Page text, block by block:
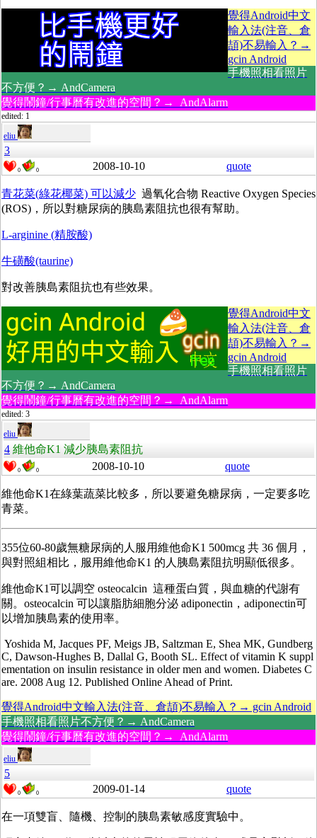
覺得Android中文
輸入法(注音、倉
頡)不易輸入？→
gcin Android
手機照相看照片
不方便？→ AndCamera
覺得鬧鐘/行事曆有改進的空間？→ AndAlarm
edited: 1
eliu
3
0 0 2008-10-10 quote
青花菜(綠花椰菜) 可以減少 過氧化合物 Reactive Oxygen Species
(ROS)，所以對糖尿病的胰島素阻抗也很有幫助。
L-arginine (精胺酸)
牛磺酸(taurine)
對改善胰島素阻抗也有些效果。
覺得Android中文
輸入法(注音、倉
頡)不易輸入？→
gcin Android
手機照相看照片
不方便？→ AndCamera
覺得鬧鐘/行事曆有改進的空間？→ AndAlarm
edited: 3
eliu
4 維他命K1 減少胰島素阻抗
0 0 2008-10-10 quote
維他命K1在綠葉蔬菜比較多，所以要避免糖尿病，一定要多吃
青菜。
355位60-80歲無糖尿病的人服用維他命K1 500mcg 共 36 個月，
與對照組相比，服用維他命K1 的人胰島素阻抗明顯低很多。
維他命K1可以調空 osteocalcin 這種蛋白質，與血糖的代謝有
關。osteocalcin 可以讓脂肪細胞分泌 adiponectin，adiponectin可
以增加胰島素的使用率。
Yoshida M, Jacques PF, Meigs JB, Saltzman E, Shea MK, Gundberg
C, Dawson-Hughes B, Dallal G, Booth SL. Effect of vitamin K suppl
ementation on insulin resistance in older men and women. Diabetes C
are. 2008 Aug 12. Published Online Ahead of Print.
覺得Android中文輸入法(注音、倉頡)不易輸入？→ gcin Android
手機照相看照片不方便？→ AndCamera
覺得鬧鐘/行事曆有改進的空間？→ AndAlarm
eliu
5
0 0 2009-01-14 quote
在一項雙盲、隨機、控制的胰島素敏感度實驗中。